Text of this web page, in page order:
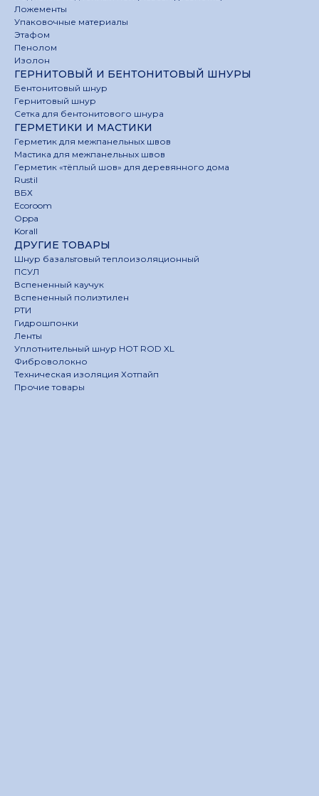
Ложементы
Упаковочные материалы
Этафом
Пенолом
Изолон
ГЕРНИТОВЫЙ И БЕНТОНИТОВЫЙ ШНУРЫ
Бентонитовый шнур
Гернитовый шнур
Сетка для бентонитового шнура
ГЕРМЕТИКИ И МАСТИКИ
Герметик для межпанельных швов
Мастика для межпанельных швов
Герметик «тёплый шов» для деревянного дома
Rustil
ВБХ
Ecoroom
Oppa
Korall
ДРУГИЕ ТОВАРЫ
Шнур базальтовый теплоизоляционный
ПСУЛ
Вспененный каучук
Вспененный полиэтилен
РТИ
Гидрошпонки
Ленты
Уплотнительный шнур HOT ROD XL
Фиброволокно
Техническая изоляция Хотпайп
Прочие товары